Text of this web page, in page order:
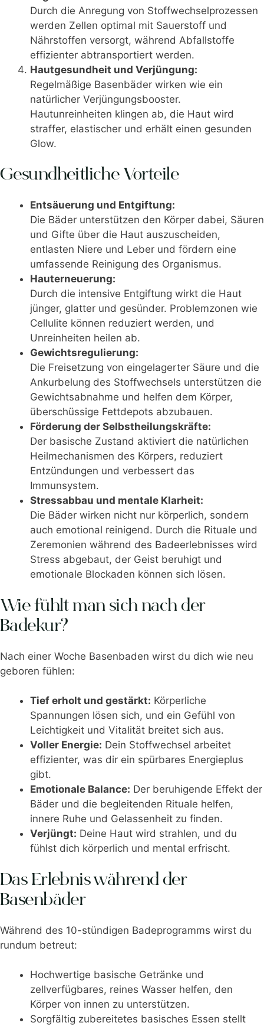
Durch die Anregung von Stoffwechselprozessen
werden Zellen optimal mit Sauerstoff und
Nährstoffen versorgt, während Abfallstoffe
effizienter abtransportiert werden.
Hautgesundheit und Verjüngung:
Regelmäßige Basenbäder wirken wie ein
natürlicher Verjüngungsbooster.
Hautunreinheiten klingen ab, die Haut wird
straffer, elastischer und erhält einen gesunden
Glow.
Gesundheitliche Vorteile
Entsäuerung und Entgiftung:
Die Bäder unterstützen den Körper dabei, Säuren
und Gifte über die Haut auszuscheiden,
entlasten Niere und Leber und fördern eine
umfassende Reinigung des Organismus.
Hauterneuerung:
Durch die intensive Entgiftung wirkt die Haut
jünger, glatter und gesünder. Problemzonen wie
Cellulite können reduziert werden, und
Unreinheiten heilen ab.
Gewichtsregulierung:
Die Freisetzung von eingelagerter Säure und die
Ankurbelung des Stoffwechsels unterstützen die
Gewichtsabnahme und helfen dem Körper,
überschüssige Fettdepots abzubauen.
Förderung der Selbstheilungskräfte:
Der basische Zustand aktiviert die natürlichen
Heilmechanismen des Körpers, reduziert
Entzündungen und verbessert das
Immunsystem.
Stressabbau und mentale Klarheit:
Die Bäder wirken nicht nur körperlich, sondern
auch emotional reinigend. Durch die Rituale und
Zeremonien während des Badeerlebnisses wird
Stress abgebaut, der Geist beruhigt und
emotionale Blockaden können sich lösen.
Wie fühlt man sich nach der
Badekur?
Nach einer Woche Basenbaden wirst du dich wie neu
geboren fühlen:
Tief erholt und gestärkt: Körperliche
Spannungen lösen sich, und ein Gefühl von
Leichtigkeit und Vitalität breitet sich aus.
Voller Energie: Dein Stoffwechsel arbeitet
effizienter, was dir ein spürbares Energieplus
gibt.
Emotionale Balance: Der beruhigende Effekt der
Bäder und die begleitenden Rituale helfen,
innere Ruhe und Gelassenheit zu finden.
Verjüngt: Deine Haut wird strahlen, und du
fühlst dich körperlich und mental erfrischt.
Das Erlebnis während der
Basenbäder
Während des 10-stündigen Badeprogramms wirst du
rundum betreut:
Hochwertige basische Getränke und
zellverfügbares, reines Wasser helfen, den
Körper von innen zu unterstützen.
Sorgfältig zubereitetes basisches Essen stellt